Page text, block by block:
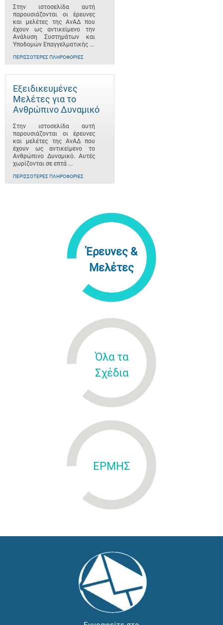
Στην ιστοσελίδα αυτή
παρουσιάζονται οι έρευνες
και μελέτες της ΑνΑΔ που
έχουν ως αντικείμενο την
Ανάλυση Συστημάτων και
Υποδομών Επαγγελματικής ...
ΠΕΡΙΣΣΌΤΕΡΕΣ ΠΛΗΡΟΦΟΡΊΕΣ
Εξειδικευμένες
Μελέτες για το
Ανθρώπινο Δυναμικό
Στην ιστοσελίδα αυτή
παρουσιάζονται οι έρευνες
και μελέτες της ΑνΑΔ που
έχουν ως αντικείμενο το
Ανθρώπινο Δυναμικό. Αυτές
χωρίζονται σε επτά ...
ΠΕΡΙΣΣΌΤΕΡΕΣ ΠΛΗΡΟΦΟΡΊΕΣ
Έρευνες &
Μελέτες
Όλα τα
Σχέδια
ΕΡΜΗΣ